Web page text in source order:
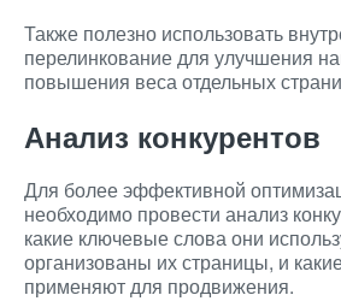
Также полезно использовать
перелинкование для улучшения
повышения веса отдельных
Анализ конкурентов
Для более эффективной
необходимо провести анализ
какие ключевые слова они
организованы их страницы, и
применяют для продвижения.